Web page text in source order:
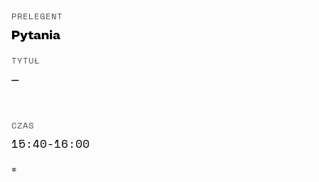
PRELEGENT
Pytania
TYTUŁ
—
CZAS
15:40-16:00
#